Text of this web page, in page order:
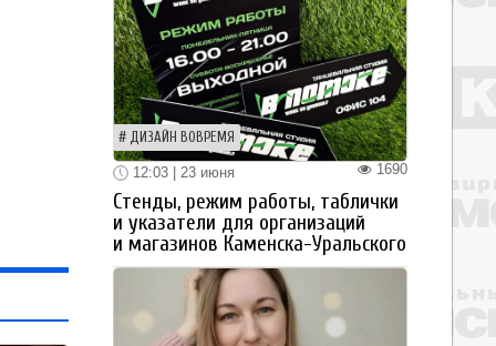
ДИЗАЙН ВОВРЕМЯ
1690
12:03 | 23 июня
Стенды, режим работы, таблички
и указатели для организаций
и магазинов Каменска-Уральского